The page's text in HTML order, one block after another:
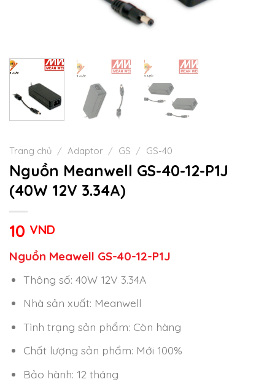
Trang chủ / Adaptor / GS / GS-40
Nguồn Meanwell GS-40-12-P1J
(40W 12V 3.34A)
10 VND
Nguồn Meawell GS-40-12-P1J
Thông số: 40W 12V 3.34A
Nhà sản xuất: Meanwell
Tình trạng sản phẩm: Còn hàng
Chất lượng sản phẩm: Mới 100%
Bảo hành: 12 tháng